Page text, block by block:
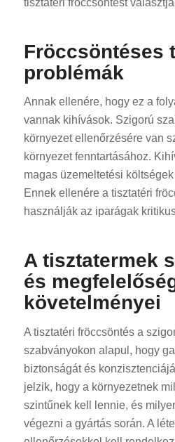
Fröccsöntéses
problémák
Annak ellenére, hogy ez a
vannak kihívások. Szigorú
környezet ellenőrzésére van
környezet fenntartásához.
magas üzemeltetési
Ennek ellenére a tisztatéri
használják az iparágak
A tisztatermek
és
követelményei
A tisztatéri fröccsöntés a
szabványokon alapul, hogy
biztonságát és
jelzik, hogy a környezetnek
szintűnek kell lennie, és
végezni a gyártás során. A